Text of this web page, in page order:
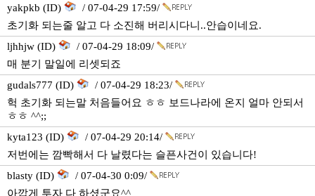
yakpkb (ID)
/ 07-04-29 17:59/
초기화 되는줄 알고 다 소진해 버리시다니..안습이네요.
ljhhjw (ID)
/ 07-04-29 18:09/
매 분기 말일에 리셋되죠
gudals777 (ID)
/ 07-04-29 18:23/
헉 초기화 되는말 처음들어요 ㅎㅎ 보드나라에 온지 얼마 안되서
ㅎㅎ ^^;;
kyta123 (ID)
/ 07-04-29 20:14/
저번에는 깜빡해서 다 날렸다는 슬픈사건이 있습니다!
blasty (ID)
/ 07-04-30 0:09/
아깝게 투자 다 하셨군요^^